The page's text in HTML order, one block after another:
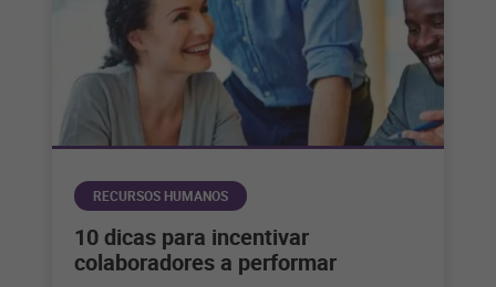
RECURSOS HUMANOS
10 dicas para incentivar
colaboradores a performar